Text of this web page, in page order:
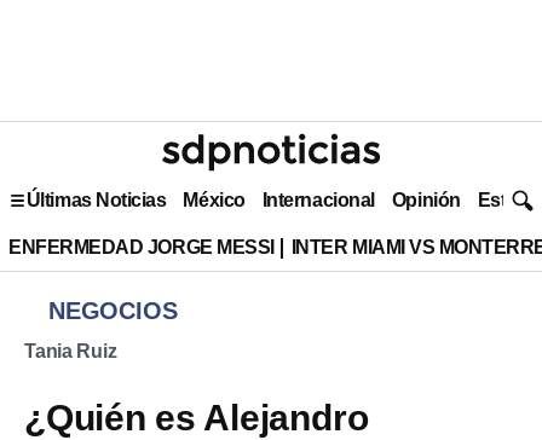
Últimas Noticias México Internacional Opinión Estilo
ENFERMEDAD JORGE MESSI INTER MIAMI VS
NEGOCIOS
Tania Ruiz
¿Quién es Alejandro